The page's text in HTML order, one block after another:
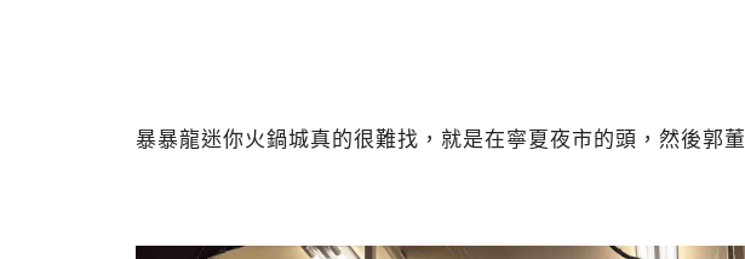
暴暴龍迷你火鍋城真的很難找，就是在寧夏夜市的頭，然後郭